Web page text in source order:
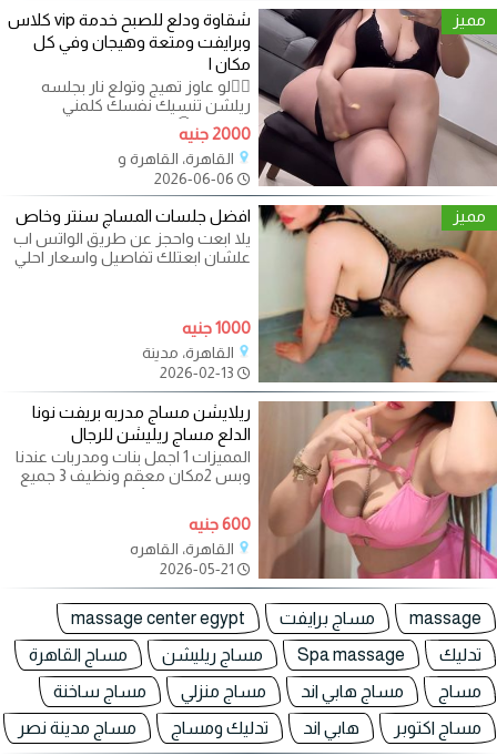
مميز
شقاوة ودلع للصبح خدمة vip كلاس
وبرايفت ومتعة وهيجان وفي كل
مكان ا
❤️‍🔥لو عاوز تهيج وتولع نار بجلسه
ريلشن تنسيك نفسك كلمني
وهتعرف🤩 - القاهره ✨ استمتع
بأفضل
2000 جنيه
القاهرة، القاهرة و
مميز افضل جلسات المساچ سنتر وخاص
يلا ابعت واحجز عن طريق الواتس اب
علشان ابعتلك تفاصيل واسعار احلي
1000 جنيه
القاهرة، مدينة
ريلايشن مساج مدربه بريفت نونا
الدلع مساج ريليشن للرجال
المميزات 1 اجمل بنات ومدربات عندنا
وبس 2مكان معقم ونظيف 3 جميع
600 جنيه
القاهرة، القاهره
massage مساج برايفت
massage center egypt
تدليك
Spa massage مساج ريليشن
مساج القاهرة
مساج
مساج هابي اند مساج منزلي
مساج ساخنة
مساج اكتوبر
هابي اند تدليك ومساج مساج مدينة نصر